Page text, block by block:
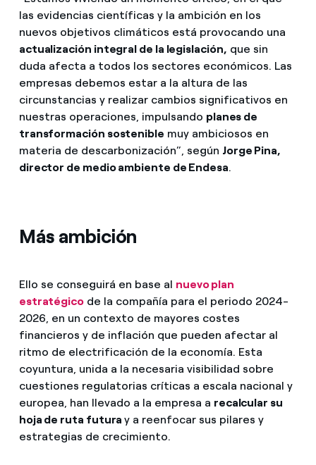
las evidencias científicas y la ambición en los
nuevos objetivos climáticos está provocando una
actualización integral de la legislación, que sin
duda afecta a todos los sectores económicos. Las
empresas debemos estar a la altura de las
circunstancias y realizar cambios significativos en
nuestras operaciones, impulsando planes de
transformación sostenible muy ambiciosos en
materia de descarbonización”, según Jorge Pina,
director de medio ambiente de Endesa.
Más ambición
Ello se conseguirá en base al nuevo plan
estratégico de la compañía para el periodo 2024-
2026, en un contexto de mayores costes
financieros y de inflación que pueden afectar al
ritmo de electrificación de la economía. Esta
coyuntura, unida a la necesaria visibilidad sobre
cuestiones regulatorias críticas a escala nacional y
europea, han llevado a la empresa a recalcular su
hoja de ruta futuray a reenfocar sus pilares y
estrategias de crecimiento.